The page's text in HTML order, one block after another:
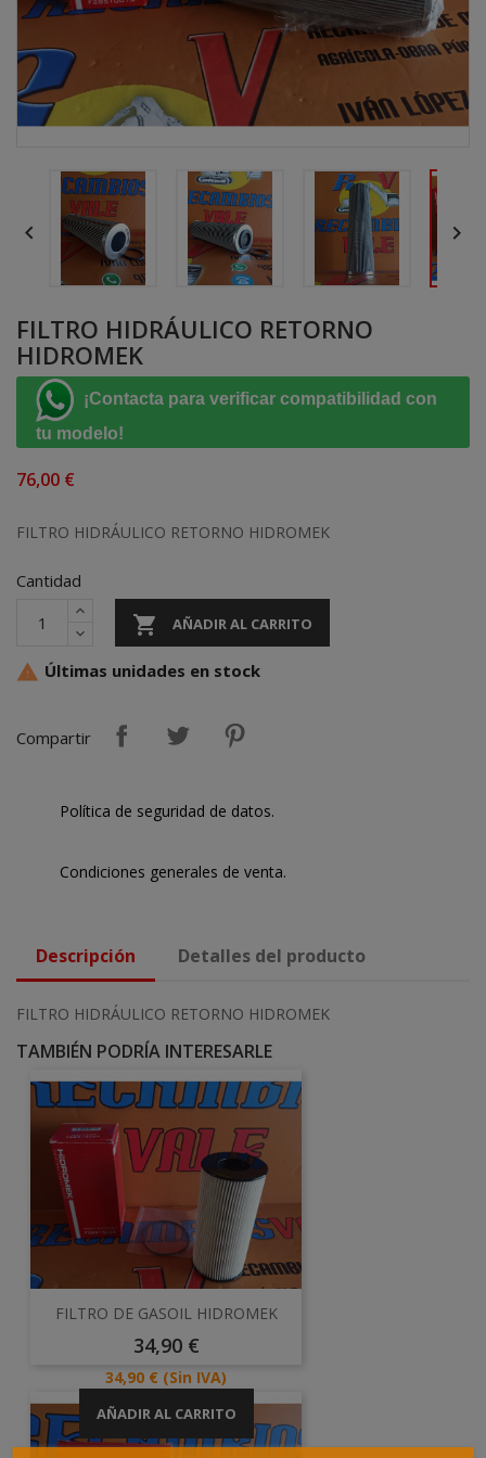
 
FILTRO HIDRÁULICO RETORNO
HIDROMEK
¡Contacta para verificar compatibilidad con
tu modelo!
76,00 €
FILTRO HIDRÁULICO RETORNO HIDROMEK
Cantidad
 AÑADIR AL CARRITO
 Últimas unidades en stock
Compartir
Política de seguridad de datos.
Condiciones generales de venta.
Descripción Detalles del producto
FILTRO HIDRÁULICO RETORNO HIDROMEK
TAMBIÉN PODRÍA INTERESARLE
FILTRO DE GASOIL HIDROMEK
Precio
34,90 €
Precio
34,90 € (Sin IVA)
AÑADIR AL CARRITO